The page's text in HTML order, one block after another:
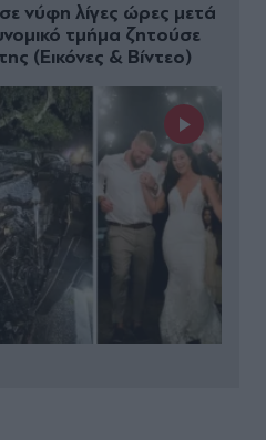
νύφη λίγες ώρες μετά
τμήμα ζητούσε
(Εικόνες & Βίντεο)